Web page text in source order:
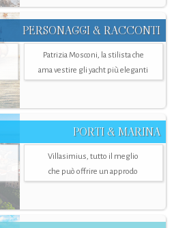
PERSONAGGI & RACCONTI
Patrizia Mosconi, la stilista che
ama vestire gli yacht più eleganti
PORTI & MARINA
Villasimius, tutto il meglio
che può offrire un approdo